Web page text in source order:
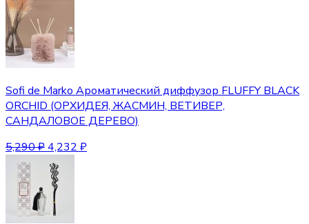
Sofi de Marko Ароматический диффузор FLUFFY BLACK
ORCHID (ОРХИДЕЯ, ЖАСМИН, ВЕТИВЕР,
САНДАЛОВОЕ ДЕРЕВО)
5,290₽4,232 ₽